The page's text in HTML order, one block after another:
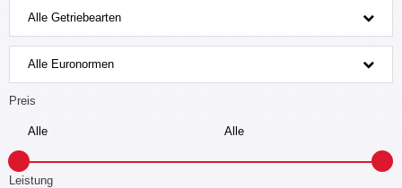
Alle Getriebearten
Alle Euronormen
Preis
Leistung